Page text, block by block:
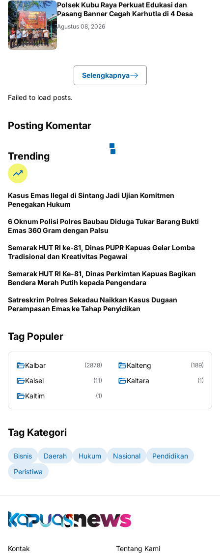
KALBAR
Polsek Kubu Raya Perkuat Edukasi dan
Pasang Banner Cegah Karhutla di 4 Desa
Agustus 08, 2026
Selengkapnya
Failed to load posts.
Posting Komentar
Trending
Kasus Emas Ilegal di Sintang Jadi Ujian Komitmen
Penegakan Hukum
6 Oknum Polisi Polres Baubau Diduga Tukar Barang Bukti
Emas 360 Gram dengan Palsu
Semarak HUT RI ke-81, Dinas PUPR Kapuas Gelar Lomba
Tradisional dan Kreativitas Pegawai
Semarak HUT RI Ke-81, Dinas Perkimtan Kapuas Bagikan
Bendera Merah Putih kepada Pengendara
Satreskrim Polres Sekadau Naikkan Kasus Dugaan
Perampasan Emas ke Tahap Penyidikan
Tag Populer
Kalbar (2878) Kalteng (189)
Kalsel (11) Kaltara (1)
Kaltim (1)
Tag Kategori
Bisnis Daerah Hukum Nasional
Pendidikan
Peristiwa
Kontak Tentang Kami